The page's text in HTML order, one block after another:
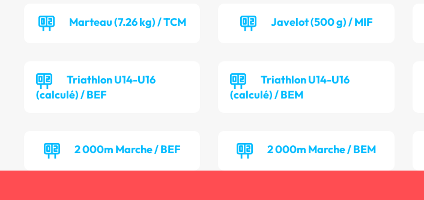
Marteau (7.26 kg) / TCM Javelot (500 g) / MIF
Triathlon U14-U16
(calculé) / BEF
Triathlon U14-U16
(calculé) / BEM
2 000m Marche / BEF 2 000m Marche / BEM